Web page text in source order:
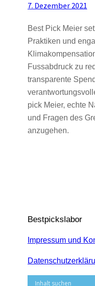
7. Dezember 2021
Best Pick Meier
Praktiken und
Fussabdruck zu
transparente
pick Meier, echte
und Fragen des
anzugehen.
Bestpickslabor
Impressum und